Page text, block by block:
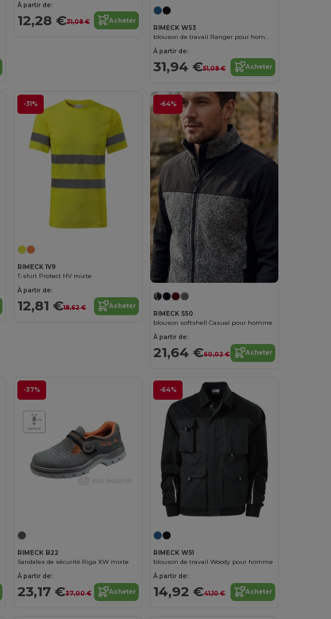
À partir de:
12,28 €31,08 € Acheter
RIMECK W53
blouson de travail Ranger pour homme
À partir de:
31,94 €51,08 € Acheter
-31%
RIMECK 1V9
T-shirt Protect HV mixte
À partir de:
12,81 €18,62 € Acheter
-64%
RIMECK 550
blouson softshell Casual pour homme
À partir de:
21,64 €60,02 € Acheter
-37%
RIMECK B22
Sandales de sécurité Riga XW mixte
À partir de:
23,17 €37,00 € Acheter
-64%
RIMECK W51
blouson de travail Woody pour homme
À partir de:
14,92 €41,10 € Acheter